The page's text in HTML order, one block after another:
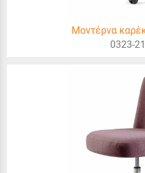
Μοντέρνα
0323-